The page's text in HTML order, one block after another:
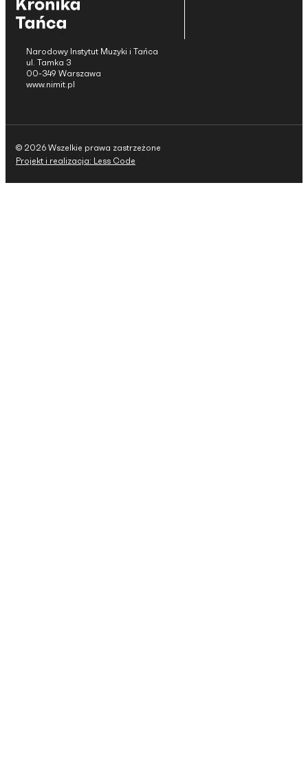
Narodowy Instytut Muzyki i Tańca
ul. Tamka 3
00-349 Warszawa
www.nimit.pl
© 2026 Wszelkie prawa zastrzeżone
Projekt i realizacja: Less Code